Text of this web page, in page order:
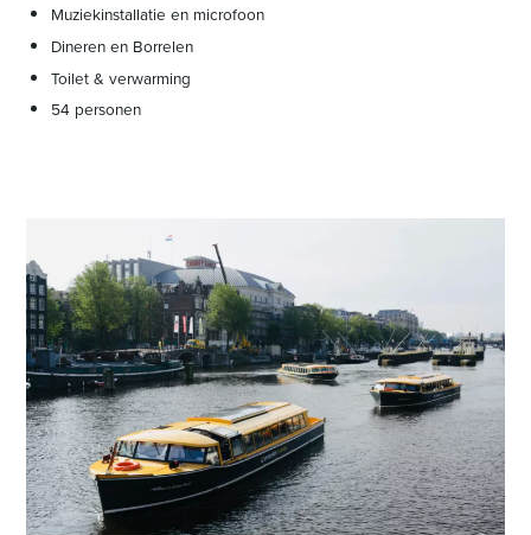
Muziekinstallatie en microfoon
Dineren en Borrelen
Toilet & verwarming
54 personen